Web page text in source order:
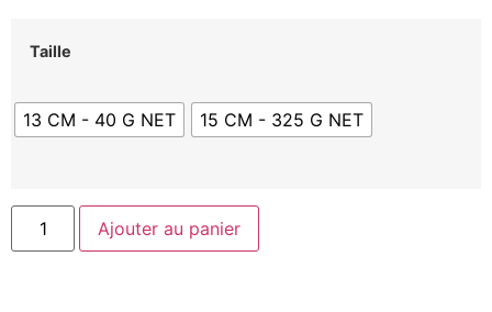
Taille
13 CM - 40 G NET 15 CM - 325 G NET
Ajouter au panier